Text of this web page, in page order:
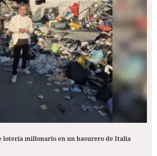
lotería millonario en un basurero de Italia